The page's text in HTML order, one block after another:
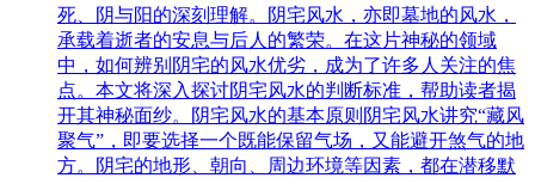
死、阴与阳的深刻理解。阴宅风水，亦即墓地的风水，
承载着逝者的安息与后人的繁荣。在这片神秘的领域
中，如何辨别阴宅的风水优劣，成为了许多人关注的焦
点。本文将深入探讨阴宅风水的判断标准，帮助读者揭
开其神秘面纱。阴宅风水的基本原则阴宅风水讲究“藏风
聚气”，即要选择一个既能保留气场，又能避开煞气的地
方。阴宅的地形、朝向、周边环境等因素，都在潜移默